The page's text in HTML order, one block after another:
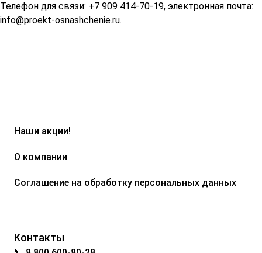
Телефон для связи: +7 909 414-70-19, электронная почта:
info@proekt-osnashchenie.ru.
Наши акции!
О компании
Соглашение на обработку персональных данных
Контакты